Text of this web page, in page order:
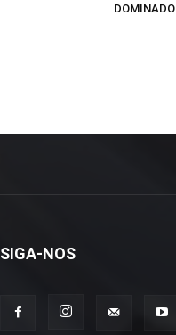
DOMINADO
SIGA-NOS